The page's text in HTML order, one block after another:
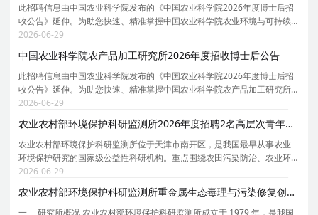
此招聘信息由中国农业科学院发布的《中国农业科学院2026年度博士后招
收公告》延伸。为助您快速、精准掌握中国农业科学院农业环境与可持续
发展研究所的招聘详情， 现特别针对中国农业科学院农业环境与可持续发
展研究所的岗位信息与报考要点单独说明。 为保证
2026-06-29
中国农业科学院农产品加工研究所2026年度招收博士后公告
此招聘信息由中国农业科学院发布的《中国农业科学院2026年度博士后招
收公告》延伸。为助您快速、精准掌握中国农业科学院农产品加工研究所
的招聘详情， 现特别针对中国农业科学院农产品加工研究所的岗位信息与
报考要点单独说明。 为保证您获取的招聘信息完整
2026-06-29
农业农村部环境保护科研监测所2026年度招聘2名高层次青年人才公告
农业农村部环境保护科研监测所位于天津市南开区，是我国最早从事农业
环境保护研究的国家级公益性科研机构。重点围绕农田污染防治、农业环
境监测与预警、生态循环农业和乡村生态环境治理四大学科领域的基础
性、战略性、关键性、应急性重大科技问题开展研究工
2026-06-29
农业农村部环境保护科研监测所重金属生态毒理与污染修复创新团队2026年招收博士后公告
一、 研究所概况 农业农村部环境保护科研监测所成立于 1979 年，是我国